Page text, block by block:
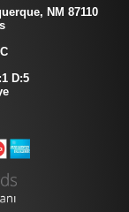
NM 87110
D:5